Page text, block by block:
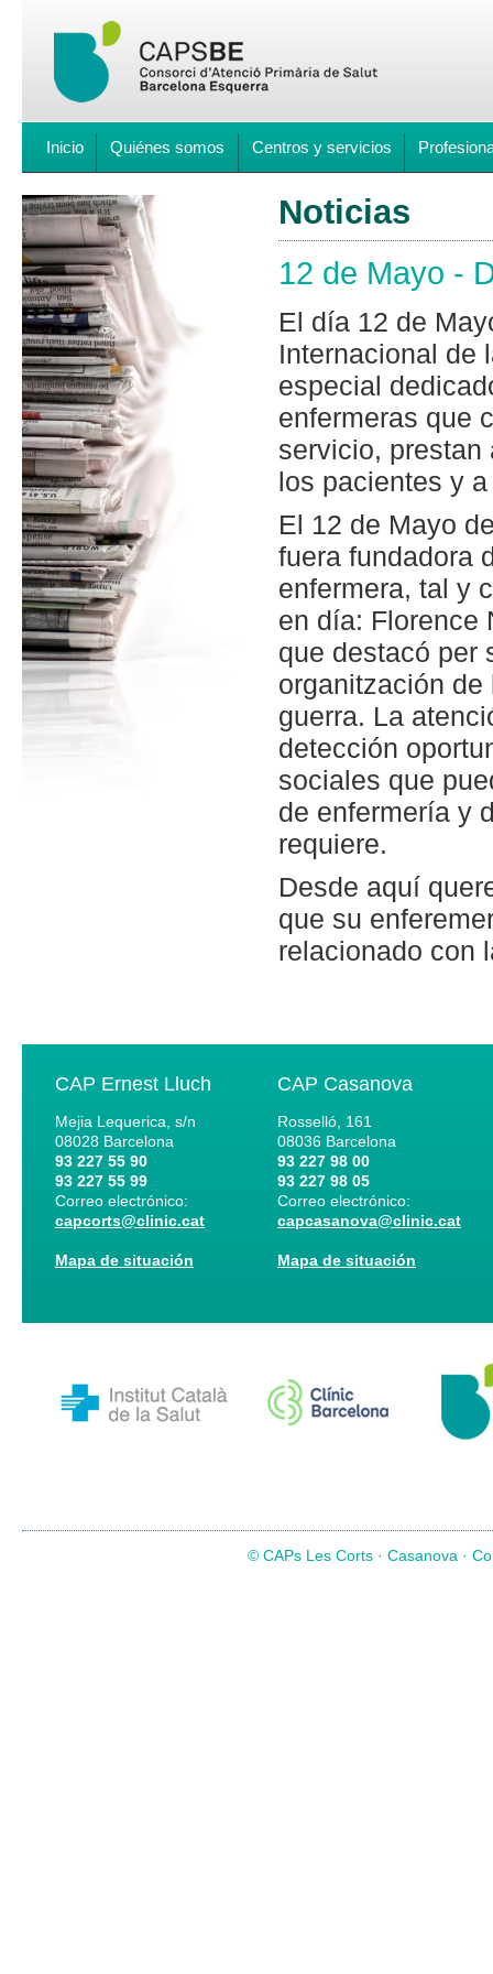
Inicio Quiénes somos Centros y servicios
Noticias
12 de Mayo -
El día 12 de
Internacional de
especial
enfermeras que
servicio, prestan
los pacientes y
El 12 de Mayo
fuera fundadora
enfermera, tal y
en día: Florence
que destacó per
organitzación
guerra. La
detección
sociales que
de enfermería y
requiere.
Desde aquí
que su
relacionado con
CAP Ernest Lluch
Mejia Lequerica, s/n
08028 Barcelona
93 227 55 90
93 227 55 99
Correo electrónico:
capcorts@clinic.cat
Mapa de situación
CAP Casanova
Rosselló, 161
08036 Barcelona
93 227 98 00
93 227 98 05
Correo electrónico:
capcasanova@clinic.cat
Mapa de situación
© CAPs Les Corts · Casanova ·